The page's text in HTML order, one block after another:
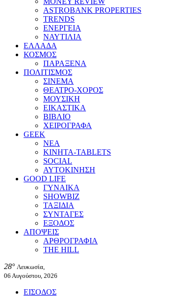
ASTROBANK PROPERTIES
TRENDS
ΕΝΕΡΓΕΙΑ
ΝΑΥΤΙΛΙΑ
ΕΛΛΑΔΑ
ΚΟΣΜΟΣ
ΠΑΡΑΞΕΝΑ
ΠΟΛΙΤΙΣΜΟΣ
ΣΙΝΕΜΑ
ΘΕΑΤΡΟ-ΧΟΡΟΣ
ΜΟΥΣΙΚΗ
ΕΙΚΑΣΤΙΚΑ
ΒΙΒΛΙΟ
ΧΕΙΡΟΓΡΑΦΑ
GEEK
ΝΕΑ
ΚΙΝΗΤΑ-TABLETS
SOCIAL
ΑΥΤΟΚΙΝΗΣΗ
GOOD LIFE
ΓΥΝΑΙΚΑ
SHOWBIZ
ΤΑΞΙΔΙΑ
ΣΥΝΤΑΓΕΣ
ΕΞΟΔΟΣ
ΑΠΟΨΕΙΣ
ΑΡΘΡΟΓΡΑΦΙΑ
THE HILL
28° Λευκωσία,
06 Αυγούστου, 2026
ΕΙΣΟΔΟΣ